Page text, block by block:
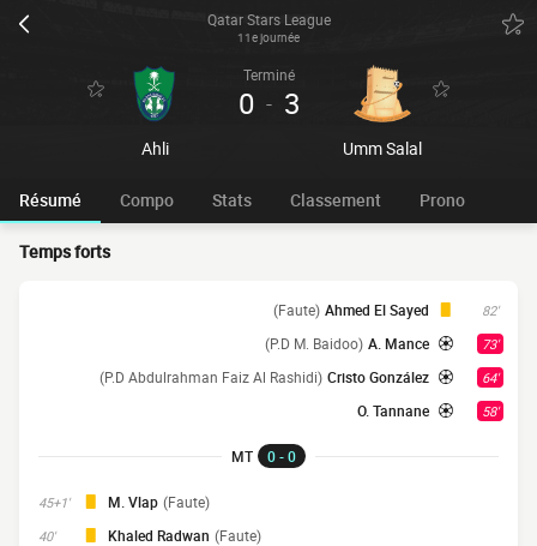
Qatar Stars League
11e journée
Ahli
Terminé
0 - 3
Umm Salal
Résumé Compo Stats Classement Prono
Temps forts
82'
Ahmed El Sayed
(Faute)
73'
A. Mance
(P.D M. Baidoo)
64'
Cristo González
(P.D Abdulrahman Faiz Al Rashidi)
58'
O. Tannane
MT 0 - 0
45+1' M. Vlap (Faute)
40' Khaled Radwan (Faute)